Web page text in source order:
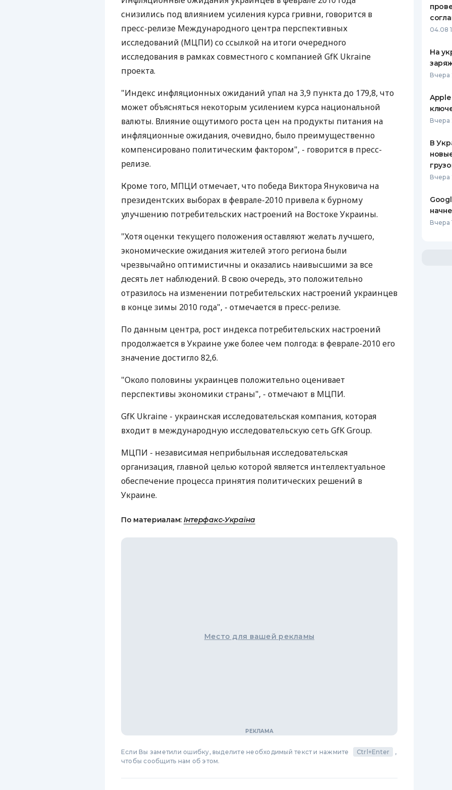
ЕЖЕМЕСЯЧНЫЙ ОБЗОР
КЕШБЭКА
ПУТЕВОДИТЕЛИ ПО
БАНКОВСКИМ КАРТАМ
снизились под влиянием усиления курса гривни, говорится в
пресс-релизе Международного центра перспективных
исследований (МЦПИ) со ссылкой на итоги очередного
исследования в рамках совместного с компанией GfK Ukraine
проекта.
"Индекс инфляционных ожиданий упал на 3,9 пункта до 179,8, что
может объясняться некоторым усилением курса национальной
валюты. Влияние ощутимого роста цен на продукты питания на
инфляционные ожидания, очевидно, было преимущественно
компенсировано политическим фактором", - говорится в пресс-
релизе.
Кроме того, МПЦИ отмечает, что победа Виктора Януковича на
президентских выборах в феврале-2010 привела к бурному
улучшению потребительских настроений на Востоке Украины.
"Хотя оценки текущего положения оставляют желать лучшего,
экономические ожидания жителей этого региона были
чрезвычайно оптимистичны и оказались наивысшими за все
десять лет наблюдений. В свою очередь, это положительно
отразилось на изменении потребительских настроений украинцев
в конце зимы 2010 года", - отмечается в пресс-релизе.
По данным центра, рост индекса потребительских настроений
продолжается в Украине уже более чем полгода: в феврале-2010 его
значение достигло 82,6.
"Около половины украинцев положительно оценивает
перспективы экономики страны", - отмечают в МЦПИ.
GfK Ukraine - украинская исследовательская компания, которая
входит в международную исследовательскую сеть GfK Group.
МЦПИ - независимая неприбыльная исследовательская
организация, главной целью которой является интеллектуальное
обеспечение процесса принятия политических решений в
Украине.
По материалам: Інтерфакс-Україна
Место для вашей рекламы
Если Вы заметили ошибку, выделите необходимый текст и нажмите Ctrl+Enter
,
чтобы сообщить нам об этом.
04.08
На
Вчера
Вчера
В
Вчера
Вчера